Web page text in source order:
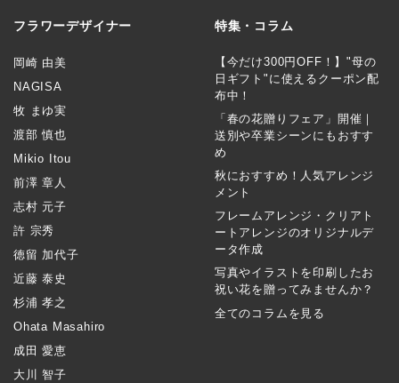
フラワーデザイナー
岡崎 由美
NAGISA
牧 まゆ実
渡部 慎也
Mikio Itou
前澤 章人
志村 元子
許 宗秀
徳留 加代子
近藤 泰史
杉浦 孝之
Ohata Masahiro
成田 愛恵
大川 智子
特集・コラム
【今だけ300円OFF！】"母の
日ギフト"に使えるクーポン配
布中！
「春の花贈りフェア」開催｜
送別や卒業シーンにもおすす
め
秋におすすめ！人気アレンジ
メント
フレームアレンジ・クリアト
ートアレンジのオリジナルデ
ータ作成
写真やイラストを印刷したお
祝い花を贈ってみませんか？
全てのコラムを見る